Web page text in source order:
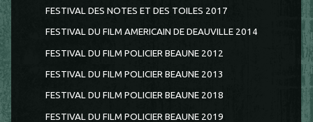
FESTIVAL DES NOTES ET DES TOILES 2017
FESTIVAL DU FILM AMERICAIN DE DEAUVILLE 2014
FESTIVAL DU FILM POLICIER BEAUNE 2012
FESTIVAL DU FILM POLICIER BEAUNE 2013
FESTIVAL DU FILM POLICIER BEAUNE 2018
FESTIVAL DU FILM POLICIER BEAUNE 2019